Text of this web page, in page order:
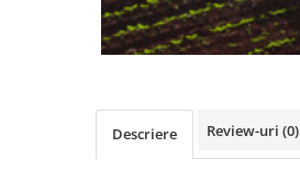
Descriere Review-uri (0)